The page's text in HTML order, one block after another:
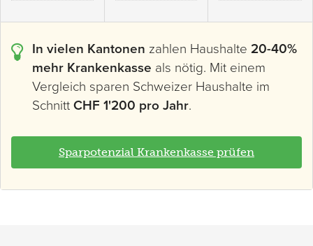
In vielen Kantonen zahlen Haushalte 20-40%
mehr Krankenkasse als nötig. Mit einem
Vergleich sparen Schweizer Haushalte im
Schnitt CHF 1'200 pro Jahr.
Sparpotenzial Krankenkasse prüfen